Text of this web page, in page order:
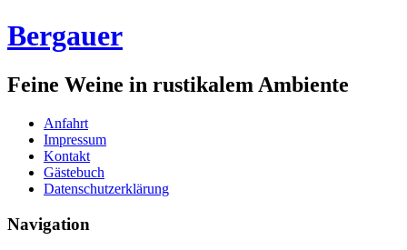
Bergauer
Feine Weine in rustikalem Ambiente
Anfahrt
Impressum
Kontakt
Gästebuch
Datenschutzerklärung
Navigation